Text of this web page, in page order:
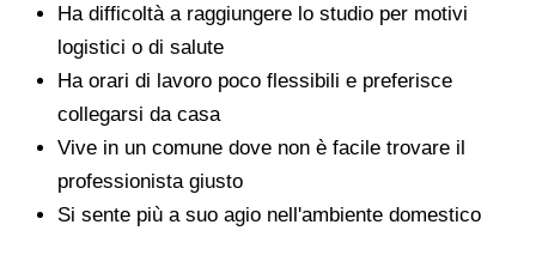
Ha difficoltà a raggiungere lo studio per motivi
logistici o di salute
Ha orari di lavoro poco flessibili e preferisce
collegarsi da casa
Vive in un comune dove non è facile trovare il
professionista giusto
Si sente più a suo agio nell'ambiente domestico